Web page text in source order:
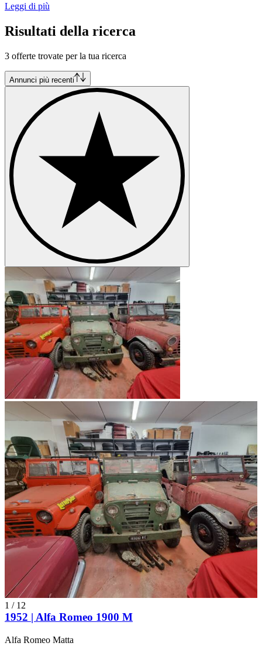
Leggi di più
Risultati della ricerca
3 offerte trovate per la tua ricerca
Annunci più recenti
1 / 12
1952 | Alfa Romeo 1900 M
Alfa Romeo Matta